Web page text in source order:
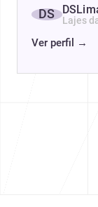
DS Lajes
Ver perfil →